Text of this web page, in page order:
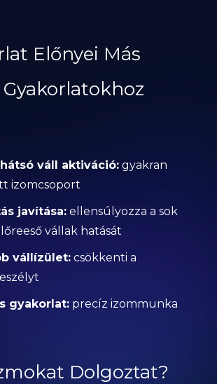
Előnyei Más
váll aktiváció: gyakran
izomcsoport
javítása: ellensúlyozza a sok
vállak hatását
vállízület: csökkenti a
gyakorlat: precíz izommunka
Dolgoztat?